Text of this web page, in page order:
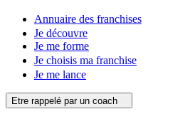
Annuaire des franchises
Je découvre
Je me forme
Je choisis ma franchise
Je me lance
Etre rappelé par un coach